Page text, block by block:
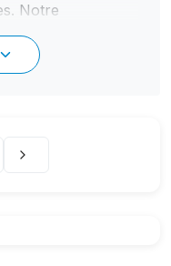
Notre
un outil de
commission
est simple :
ci gère
Profitez de la